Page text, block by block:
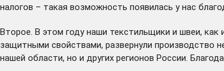
налогов – такая возможность появилась у нас
Второе. В этом году наши текстильщики и швеи,
защитными свойствами, развернули производство
нашей области, но и других регионов России.